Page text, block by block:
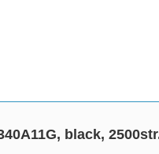
black,